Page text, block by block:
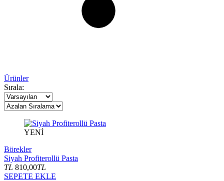
Ürünler
Sırala:
YENİ
Börekler
Siyah Profiterollü Pasta
TL 810,00TL
SEPETE EKLE